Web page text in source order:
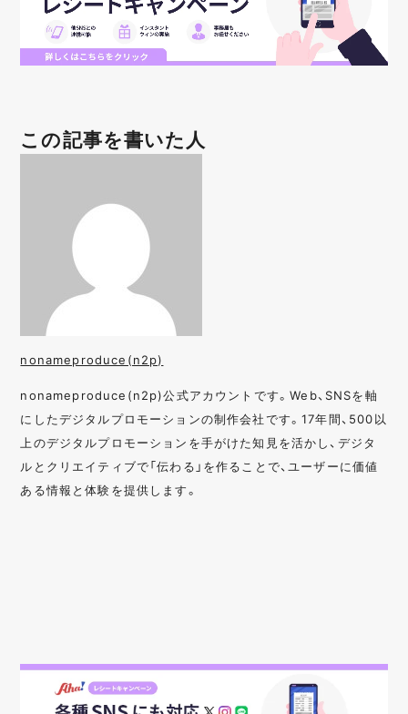
この記事を書いた人
nonameproduce(n2p)
nonameproduce(n2p)公式アカウントです。Web、SNSを軸
にしたデジタルプロモーションの制作会社です。17年間、500以
上のデジタルプロモーションを手がけた知見を活かし、デジタ
ルとクリエイティブで「伝わる」を作ることで、ユーザーに価値
ある情報と体験を提供します。